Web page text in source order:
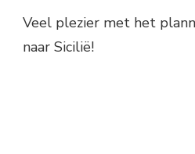
Veel plezier met het
naar Sicilië!